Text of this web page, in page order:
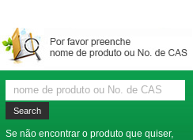
Se não encontrar o produto que quiser,